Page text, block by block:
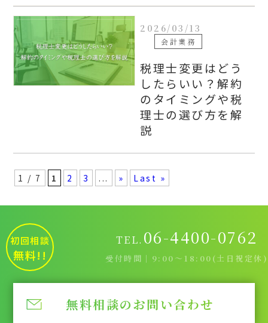
2026/03/13
会計業務
税理士変更はどう
したらいい？解約
のタイミングや税
理士の選び方を解
説
1 / 7 1 2 3 ... » Last »
初回相談
無料!!
TEL. 06-4400-0762
受付時間｜9:00～18:00(土日祝定休)
無料相談のお問い合わせ